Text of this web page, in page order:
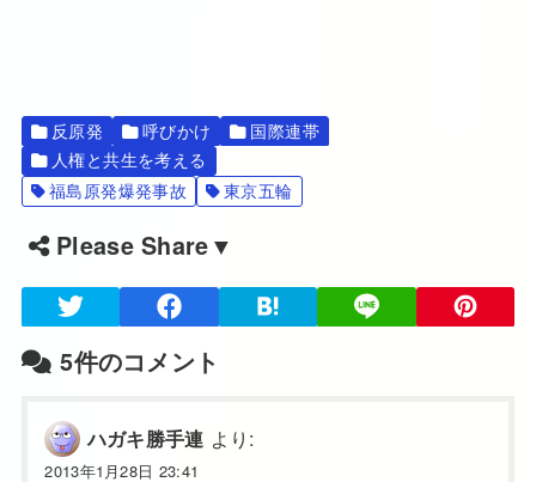
反原発 呼びかけ
国際連帯
人権と共生を考える
福島原発爆発事故
東京五輪
Please Share▼
5件のコメント
ハガキ勝手連 より:
2013年1月28日 23:41